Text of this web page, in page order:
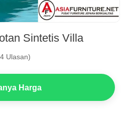
Sintetis Villa
Ulasan)
Harga